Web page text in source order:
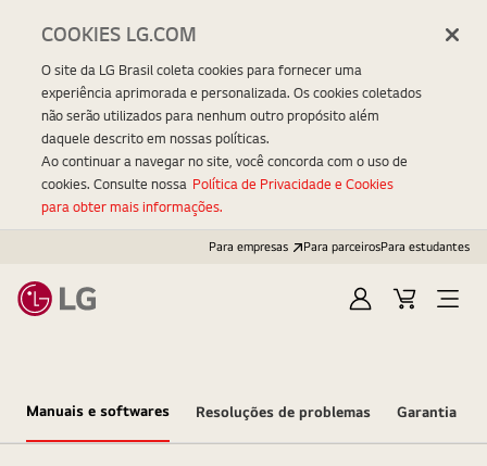
Para empresas Para parceirosPara estudantes
EntrarCarrinhoOpen
Manuais e softwares Resoluções de problemas Garantia
COOKIES LG.COM
O site da LG Brasil coleta cookies para fornecer uma
experiência aprimorada e personalizada. Os cookies coletados
não serão utilizados para nenhum outro propósito além
daquele descrito em nossas políticas.
Ao continuar a navegar no site, você concorda com o uso de
cookies. Consulte nossa Política de Privacidade e Cookies
para obter mais informações.